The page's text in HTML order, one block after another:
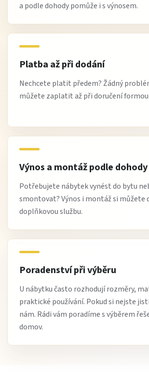
a podle dohody pomůže i s výnosem.
Platba až při dodání
Nechcete platit předem? Žádný
můžete zaplatit až při doručení
Výnos a montáž podle dohody
Potřebujete nábytek vynést do bytu
smontovat? Výnos i montáž si můžete
doplňkovou službu.
Poradenství při výběru
U nábytku často rozhodují rozměry,
praktické používání. Pokud si nejste
nám. Rádi vám poradíme s výběrem
domov.